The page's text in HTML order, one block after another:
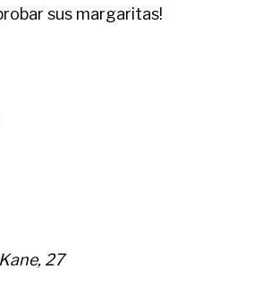
sus margaritas!
27